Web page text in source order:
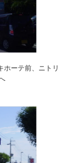
ホーテ前、ニトリ